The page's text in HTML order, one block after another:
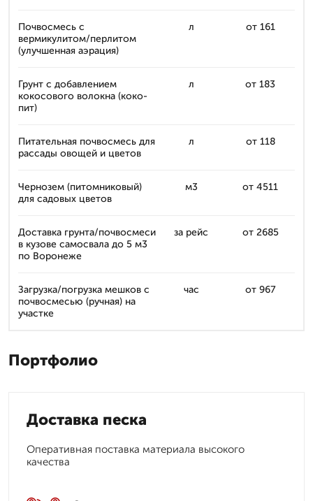
Почвосмесь с
вермикулитом/перлитом
(улучшенная аэрация)
л от 161
Грунт с добавлением
кокосового волокна (коко-
пит)
л от 183
Питательная почвосмесь для
рассады овощей и цветов
л от 118
Чернозем (питомниковый)
для садовых цветов
м3 от 4511
Доставка грунта/почвосмеси
в кузове самосвала до 5 м3
по Воронеже
за рейс от 2685
Загрузка/погрузка мешков с
почвосмесью (ручная) на
участке
час от 967
Портфолио
Доставка песка
Оперативная поставка материала высокого
качества